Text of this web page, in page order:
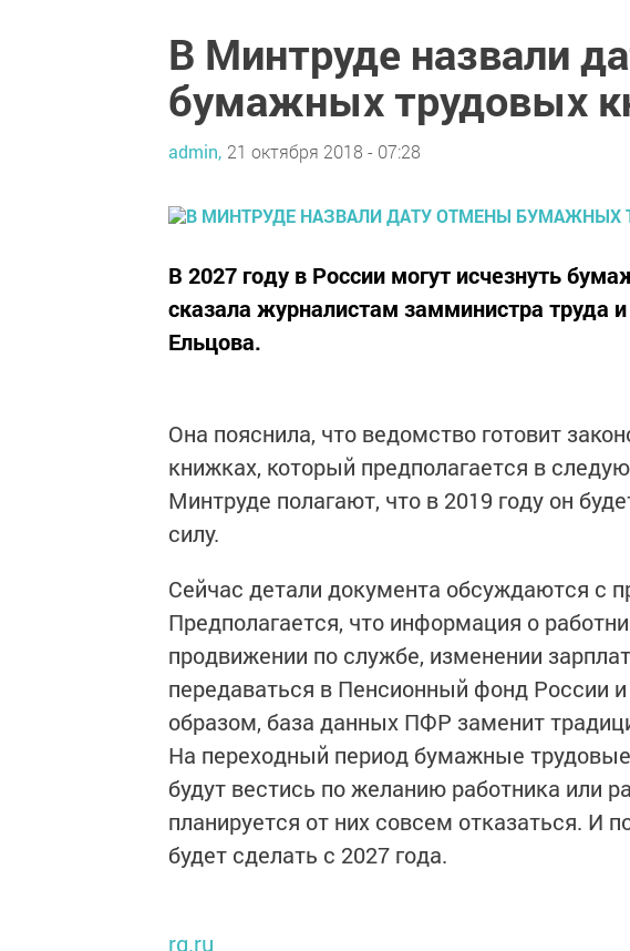
В Минтруде назвали
бумажных трудовых
admin, 21 октября 2018 - 07:28
В 2027 году в России могут исчезнуть
сказала журналистам замминистра труда
Ельцова.
Она пояснила, что ведомство готовит
книжках, который предполагается в
Минтруде полагают, что в 2019 году он
силу.
Сейчас детали документа обсуждаются с
Предполагается, что информация о
продвижении по службе, изменении
передаваться в Пенсионный фонд России
образом, база данных ПФР заменит
На переходный период бумажные
будут вестись по желанию работника или
планируется от них совсем отказаться. И
будет сделать с 2027 года.
rg.ru